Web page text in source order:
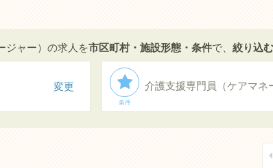
ジャー）の求人を市区町村・施設形態・条件で、 絞り込む
変更
条件
介護支援専門員（ケアマネ